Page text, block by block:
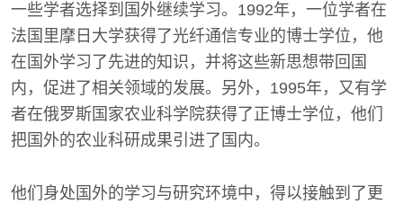
一些学者选择到国外继续学习。1992年，一位学者在
法国里摩日大学获得了光纤通信专业的博士学位，他
在国外学习了先进的知识，并将这些新思想带回国
内，促进了相关领域的发展。另外，1995年，又有学
者在俄罗斯国家农业科学院获得了正博士学位，他们
把国外的农业科研成果引进了国内。
他们身处国外的学习与研究环境中，得以接触到了更